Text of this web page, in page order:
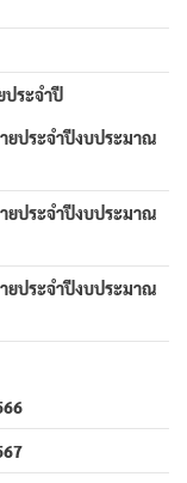
ประจำปี
ยประจำปีงบประมาณ
ยประจำปีงบประมาณ
ยประจำปีงบประมาณ